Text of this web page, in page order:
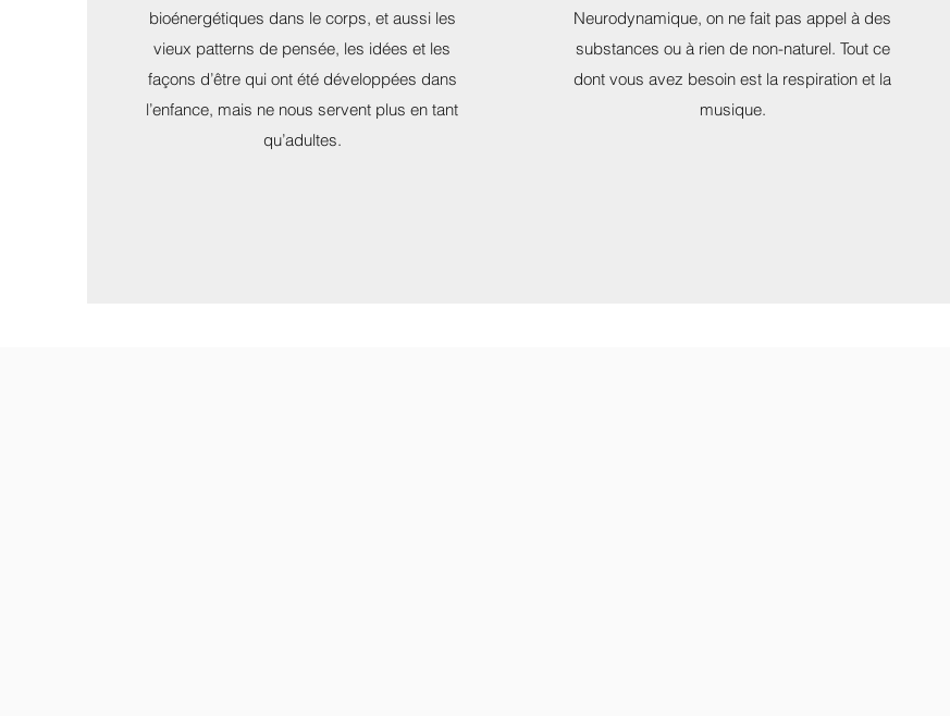
bioénergétiques dans le corps, et aussi les
vieux patterns de pensée, les idées et les
façons d’être qui ont été développées dans
l’enfance, mais ne nous servent plus en tant
qu’adultes.
Neurodynamique, on ne fait pas appel à des
substances ou à rien de non-naturel. Tout ce
dont vous avez besoin est la respiration et la
musique.